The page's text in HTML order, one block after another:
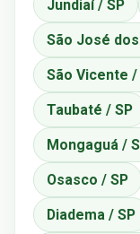
Jundiaí / SP
São José
São Vicente /
Taubaté / SP
Mongaguá /
Osasco / SP
Diadema / SP